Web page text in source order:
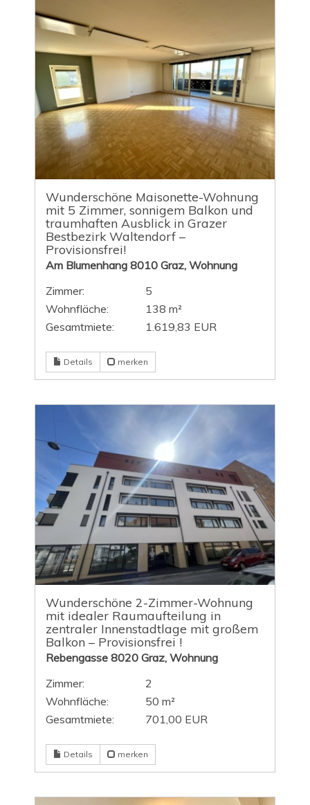
Wunderschöne Maisonette-Wohnung
mit 5 Zimmer, sonnigem Balkon und
traumhaften Ausblick in Grazer
Bestbezirk Waltendorf –
Provisionsfrei!
Am Blumenhang 8010 Graz, Wohnung
Zimmer:
5
Wohnfläche:
138 m²
Gesamtmiete:
1.619,83 EUR
Details merken
Wunderschöne 2-Zimmer-Wohnung
mit idealer Raumaufteilung in
zentraler Innenstadtlage mit großem
Balkon – Provisionsfrei !
Rebengasse 8020 Graz, Wohnung
Zimmer:
2
Wohnfläche:
50 m²
Gesamtmiete:
701,00 EUR
Details merken